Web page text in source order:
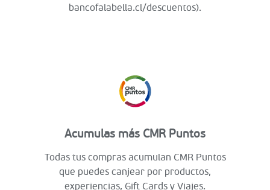
bancofalabella.cl/descuentos).
Acumulas más CMR Puntos
Todas tus compras acumulan CMR Puntos
que puedes canjear por productos,
experiencias, Gift Cards y Viajes.